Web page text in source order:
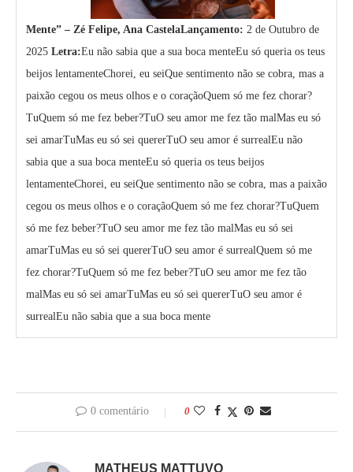
Mente” – Zé Felipe, Ana CastelaLançamento: 2 de Outubro de
2025 Letra:Eu não sabia que a sua boca menteEu só queria os teus
beijos lentamenteChorei, eu seiQue sentimento não se cobra, mas a
paixão cegou os meus olhos e o coraçãoQuem só me fez chorar?
TuQuem só me fez beber?TuO seu amor me fez tão malMas eu só
sei amarTuMas eu só sei quererTuO seu amor é surrealEu não
sabia que a sua boca menteEu só queria os teus beijos
lentamenteChorei, eu seiQue sentimento não se cobra, mas a paixão
cegou os meus olhos e o coraçãoQuem só me fez chorar?TuQuem
só me fez beber?TuO seu amor me fez tão malMas eu só sei
amarTuMas eu só sei quererTuO seu amor é surrealQuem só me
fez chorar?TuQuem só me fez beber?TuO seu amor me fez tão
malMas eu só sei amarTuMas eu só sei quererTuO seu amor é
surrealEu não sabia que a sua boca mente
0 comentário 0
MATHEUS MATTUVO